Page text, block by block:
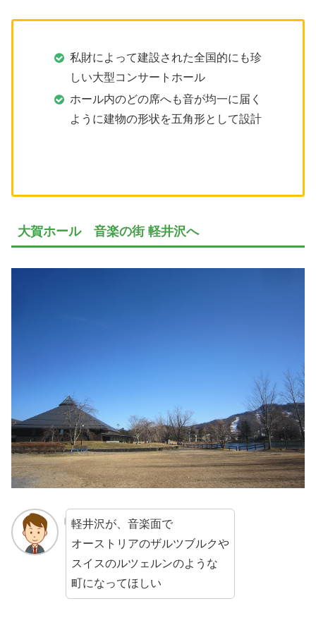
私財によって建設された全国的にも珍
しい大型コンサートホール
ホール内のどの席へも音が均一に届く
ように建物の形状を五角形として設計
大賀ホール 音楽の街 軽井沢へ
軽井沢が、音楽面で
オーストリアのザルツブルクや
スイスのルツェルンのような
町になってほしい